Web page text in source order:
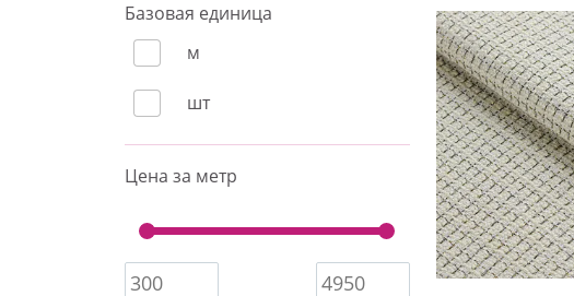
Базовая единица
м
шт
Цена за метр